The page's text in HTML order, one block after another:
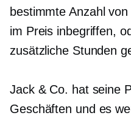
bestimmte Anzahl von
im Preis inbegriffen,
zusätzliche Stunden
Jack & Co. hat seine
Geschäften und es